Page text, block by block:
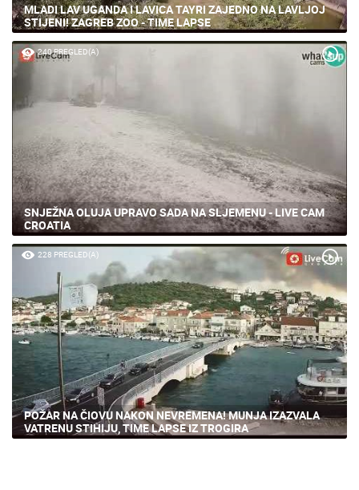
MLADI LAV UGANDA I LAVICA TAYRI ZAJEDNO NA LAVLJOJ
STIJENI! ZAGREB ZOO - TIME LAPSE
240 PREGLED(A)
SNJEŽNA OLUJA UPRAVO SADA NA SLJEMENU - LIVE CAM
CROATIA
228 PREGLED(A)
POŽAR NA ČIOVU NAKON NEVREMENA! MUNJA IZAZVALA
VATRENU STIHIJU, TIME LAPSE IZ TROGIRA